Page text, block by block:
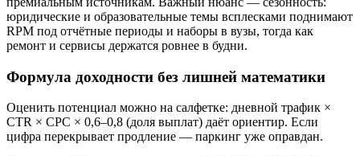
юридические и образовательные темы всплесками поднимают
RPM под отчётные периоды и наборы в вузы, тогда как
ремонт и сервисы держатся ровнее в будни.
Формула доходности без лишней математики
Оценить потенциал можно на салфетке: дневной трафик ×
CTR × CPC × 0,6–0,8 (доля выплат) даёт ориентир. Если
цифра перекрывает продление — паркинг уже оправдан.